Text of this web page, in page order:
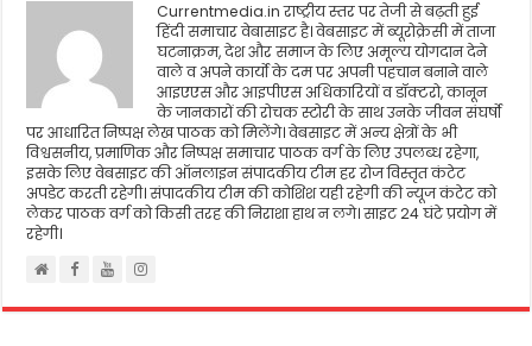
Currentmedia.in राष्ट्रीय स्तर पर तेजी से बढ़ती हुई
हिंदी समाचार वेबासाइट है। वेबसाइट में ब्यूरोक्रेसी में ताजा
घटनाक्रम, देश और समाज के लिए अमूल्य योगदान देने
वाले व अपने कार्यो के दम पर अपनी पहचान बनाने वाले
आइएएस और आइपीएस अधिकारियों व डॉक्टरो, कानून
के जानकारों की रोचक स्टोरी के साथ उनके जीवन संघर्षो
पर आधारित निष्पक्ष लेख पाठक को मिलेंगे। वेबसाइट में अन्य क्षेत्रों के भी
विश्वसनीय, प्रमाणिक और निष्पक्ष समाचार पाठक वर्ग के लिए उपलब्ध रहेगा,
इसके लिए वेबसाइट की ऑनलाइन संपादकीय टीम हर रोज विस्तृत कंटेट
अपडेट करती रहेगी। संपादकीय टीम की कोशिश यही रहेगी की न्यूज कंटेट को
लेकर पाठक वर्ग को किसी तरह की निराशा हाथ न लगे। साइट 24 घंटे प्रयोग में
रहेगी।